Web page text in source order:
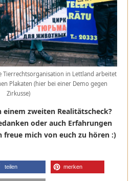
Tierrechtsorganisation in Lettland arbeitet
Plakaten (hier bei einer Demo gegen
Zirkusse)
zweiten Realitätscheck?
oder auch Erfahrungen
freue mich von euch zu hören :)
teilen merken